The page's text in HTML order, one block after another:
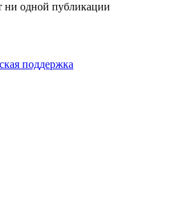
ни одной публикации
поддержка